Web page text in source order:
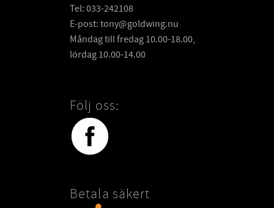
Tel: 033-242108
E-post: tony@goldwing.nu
Måndag till fredag 10.00-18.00,
lördag 10.00-14.00
Följ oss:
Betala säkert